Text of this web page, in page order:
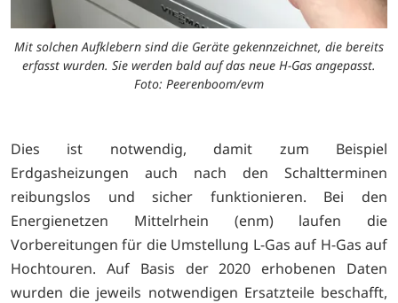
Mit solchen Aufklebern sind die Geräte gekennzeichnet, die bereits
erfasst wurden. Sie werden bald auf das neue H-Gas angepasst.
Foto: Peerenboom/evm
Dies ist notwendig, damit zum Beispiel
Erdgasheizungen auch nach den Schaltterminen
reibungslos und sicher funktionieren. Bei den
Energienetzen Mittelrhein (enm) laufen die
Vorbereitungen für die Umstellung L-Gas auf H-Gas auf
Hochtouren. Auf Basis der 2020 erhobenen Daten
wurden die jeweils notwendigen Ersatzteile beschafft,